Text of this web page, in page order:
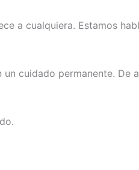
a cualquiera. Estamos
cuidado permanente. De